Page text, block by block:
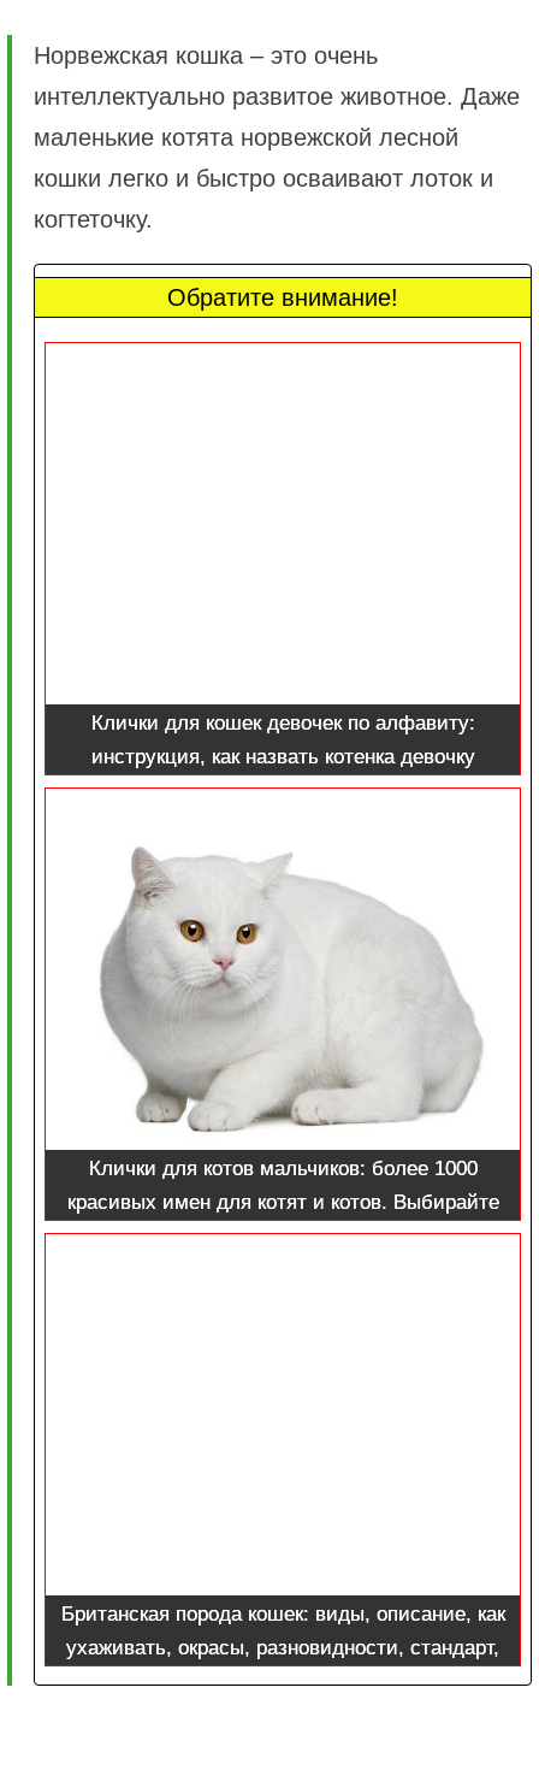
Норвежская кошка – это очень
интеллектуально развитое животное. Даже
маленькие котята норвежской лесной
кошки легко и быстро осваивают лоток и
когтеточку.
Обратите внимание!
Клички для кошек девочек по алфавиту:
инструкция, как назвать котенка девочку
прикольно и необычно
Клички для котов мальчиков: более 1000
красивых имен для котят и котов. Выбирайте
кличку из списка по алфавиту
Британская порода кошек: виды, описание, как
ухаживать, окрасы, разновидности, стандарт,
характер